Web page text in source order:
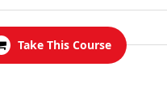
Take This Course